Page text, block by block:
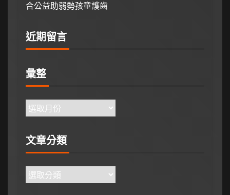
合公益助弱勢孩童護齒
近期留言
彙整
文章分類